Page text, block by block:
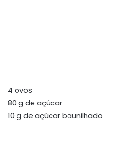
4 ovos
80 g de açúcar
10 g de açúcar baunilhado